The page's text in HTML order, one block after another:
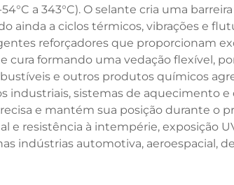
a 343°C). O selante cria uma
ainda a ciclos térmicos, vibrações e
reforçadores que proporcionam
cura formando uma vedação flexível,
e outros produtos químicos
industriais, sistemas de aquecimento
e mantém sua posição durante o
e resistência à intempérie, exposição
indústrias automotiva, aeroespacial,